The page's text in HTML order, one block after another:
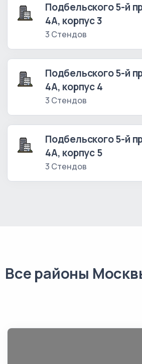
Подбельского 5-й
4А, корпус 3
3 Стендов
Подбельского 5-й
4А, корпус 4
3 Стендов
Подбельского 5-й
4А, корпус 5
3 Стендов
Все районы